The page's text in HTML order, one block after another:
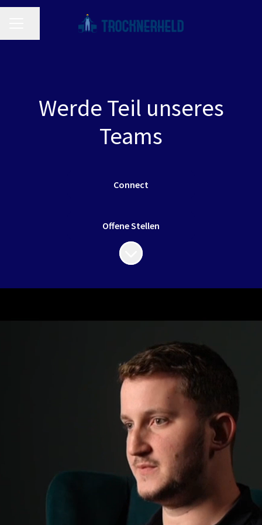
Werde Teil unseres
Teams
Connect
Offene Stellen
Zum Inhalt scrollen
Unser Team wächst!
Bundesländer
Team-Mitglieder